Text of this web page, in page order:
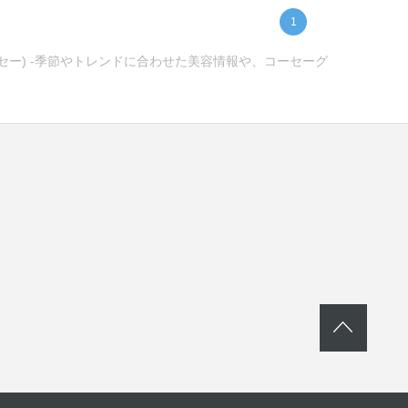
1
) -季節やトレンドに合わせた美容情報や、コーセーグ